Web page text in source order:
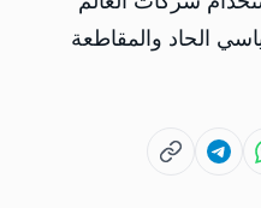
الحاد والمقاطعة